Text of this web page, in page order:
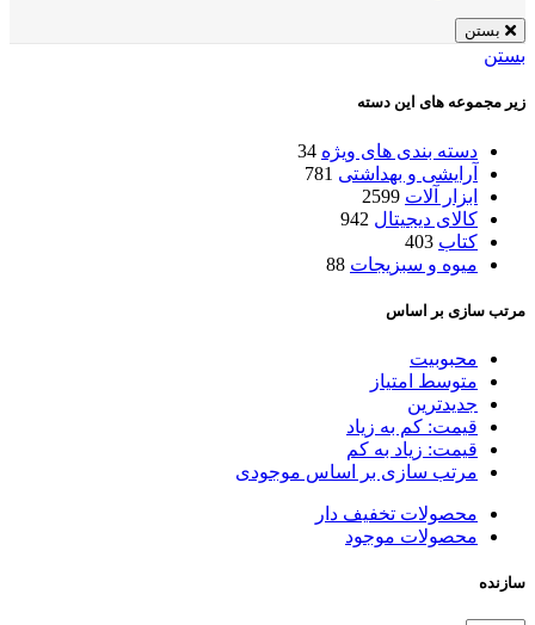
بستن
بستن
زیر مجموعه های این دسته
دسته بندی های ویژه 34
آرایشی و بهداشتی 781
ابزار آلات 2599
کالای دیجیتال 942
کتاب 403
میوه و سبزیجات 88
مرتب سازی بر اساس
محبوبیت
متوسط امتیاز
جدیدترین
قیمت: کم به زیاد
قیمت: زیاد به کم
مرتب سازی بر اساس موجودی
محصولات تخفیف دار
محصولات موجود
سازنده